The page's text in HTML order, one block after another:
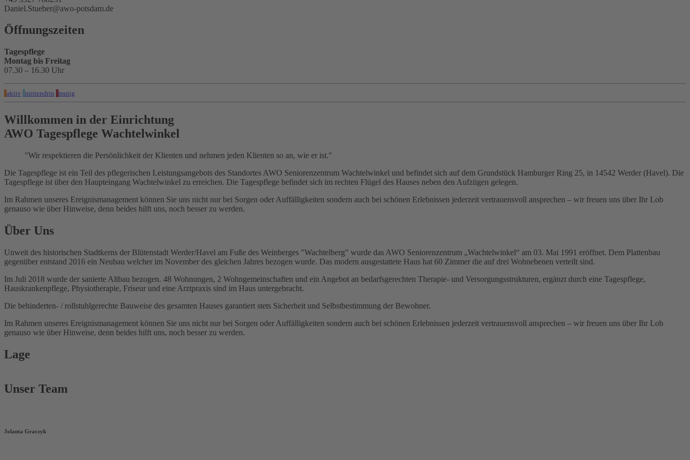
Daniel.Stueber@awo-potsdam.de
Öffnungszeiten
Tagespflege
Montag bis Freitag
07.30 – 16.30 Uhr
aktiv mittendrin mutig
Willkommen in der Einrichtung
AWO Tagespflege Wachtelwinkel
"Wir respektieren die Persönlichkeit der Klienten und nehmen jeden Klienten so an, wie er ist."
Die Tagespflege ist ein Teil des pflegerischen Leistungsangebots des Standortes AWO Seniorenzentrum Wachtelwinkel und befindet sich auf dem Grundstück Hamburger Ring 25, in 14542 Werder (Havel). Die
Tagespflege ist über den Haupteingang Wachtelwinkel zu erreichen. Die Tagespflege befindet sich im rechten Flügel des Hauses neben den Aufzügen gelegen.
Im Rahmen unseres Ereignismanagement können Sie uns nicht nur bei Sorgen oder Auffälligkeiten sondern auch bei schönen Erlebnissen jederzeit vertrauensvoll ansprechen – wir freuen uns über Ihr Lob
genauso wie über Hinweise, denn beides hilft uns, noch besser zu werden.
Über Uns
Unweit des historischen Stadtkerns der Blütenstadt Werder/Havel am Fuße des Weinberges "Wachtelberg" wurde das AWO Seniorenzentrum „Wachtelwinkel“ am 03. Mai 1991 eröffnet. Dem Plattenbau
gegenüber entstand 2016 ein Neubau welcher im November des gleichen Jahres bezogen wurde. Das modern ausgestattete Haus hat 60 Zimmer die auf drei Wohnebenen verteilt sind.
Im Juli 2018 wurde der sanierte Altbau bezogen. 48 Wohnungen, 2 Wohngemeinschaften und ein Angebot an bedarfsgerechten Therapie- und Versorgungsstrukturen, ergänzt durch eine Tagespflege,
Hauskrankenpflege, Physiotherapie, Friseur und eine Arztpraxis sind im Haus untergebracht.
Die behinderten- / rollstuhlgerechte Bauweise des gesamten Hauses garantiert stets Sicherheit und Selbstbestimmung der Bewohner.
Im Rahmen unseres Ereignismanagement können Sie uns nicht nur bei Sorgen oder Auffälligkeiten sondern auch bei schönen Erlebnissen jederzeit vertrauensvoll ansprechen – wir freuen uns über Ihr Lob
genauso wie über Hinweise, denn beides hilft uns, noch besser zu werden.
Lage
Unser Team
Jolanta Graczyk